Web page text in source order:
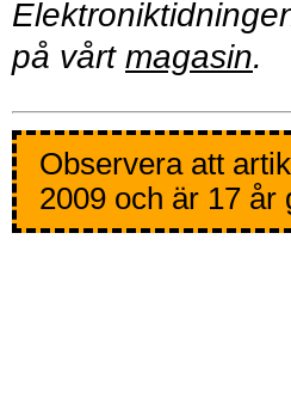
på vårt magasin.
Observera att
2009 och är 17 år